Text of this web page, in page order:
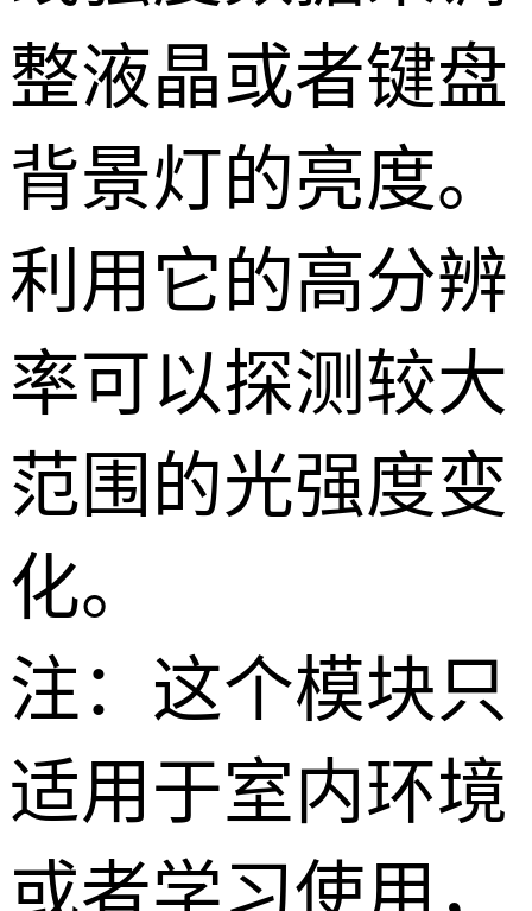
整液晶或者键盘
背景灯的亮度。
利用它的高分辨
率可以探测较大
范围的光强度变
化。
注：这个模块只
适用于室内环境
或者学习使用，